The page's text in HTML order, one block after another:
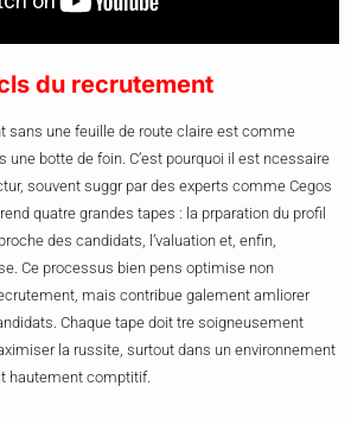
du recrutement
sans une feuille de route claire est comme
une botte de foin. C’est pourquoi il est ncessaire
souvent suggr par des experts comme Cegos
quatre grandes tapes : la prparation du profil
des candidats, l’valuation et, enfin,
Ce processus bien pens optimise non
mais contribue galement amliorer
Chaque tape doit tre soigneusement
la russite, surtout dans un environnement
hautement comptitif.